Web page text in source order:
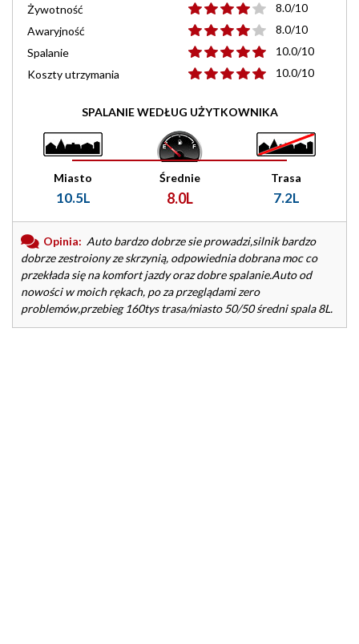
Żywotność
8.0/10
Awaryjność
8.0/10
Spalanie
10.0/10
Koszty utrzymania
10.0/10
SPALANIE WEDŁUG UŻYTKOWNIKA
Miasto
10.5L
Średnie
8.0L
Trasa
7.2L
Opinia: Auto bardzo dobrze sie prowadzi,silnik bardzo
dobrze zestroiony ze skrzynią, odpowiednia dobrana moc co
przekłada się na komfort jazdy oraz dobre spalanie.Auto od
nowości w moich rękach, po za przeglądami zero
problemów,przebieg 160tys trasa/miasto 50/50 średni spala 8L.